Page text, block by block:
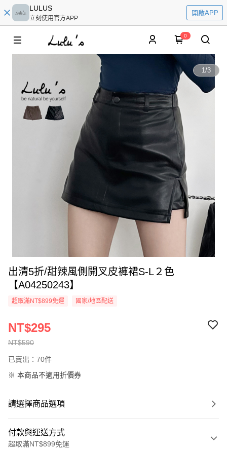
LULUS
立刻使用官方APP
開啟APP
0
1/3
出清5折/甜辣風側開叉皮褲裙S-L２色
【A04250243】
超取滿NT$899免運 國家/地區配送
NT$590
NT$295
已賣出：70件
※ 本商品不適用折價券
請選擇商品選項
付款與運送方式
超取滿NT$899免運